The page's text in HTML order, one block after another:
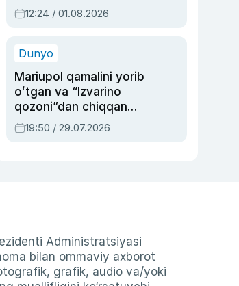
Oripovni siyosiy
ayblovlardan asrab
12:24 / 01.08.2026
Dunyo
Mariupol qamalini yorib
oʻtgan va “Izvarino
qozoni”dan chiqqan
qahramon — Ukraina
armiyasi bosh
19:50 / 29.07.2026
Administratsiyasi
bilan ommaviy axborot
grafik, audio va/yoki